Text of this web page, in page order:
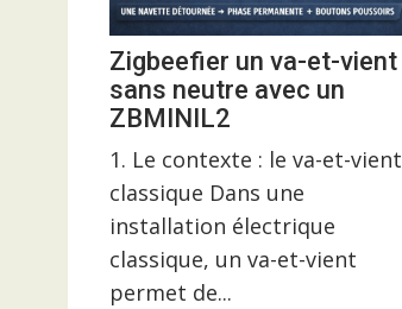
Zigbeefier un va-et-vient
sans neutre avec un
ZBMINIL2
1. Le contexte : le va-et-vient
classique Dans une
installation électrique
classique, un va-et-vient
permet de...